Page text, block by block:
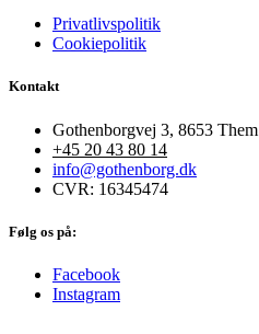
Privatlivspolitik
Cookiepolitik
Kontakt
Gothenborgvej 3, 8653 Them
+45 20 43 80 14
info@gothenborg.dk
CVR: 16345474
Følg os på:
Facebook
Instagram